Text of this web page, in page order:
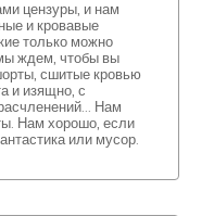
цензуры, и нам
и кровавые
только можно
мы ждем, чтобы вы
сшитые кровью
и изящно, с
Нам
Нам хорошо, если
или мусор.